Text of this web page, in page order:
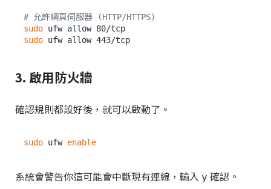
# 允許網頁伺服器 (HTTP/HTTPS)
sudo
sudo
3. 啟用防火牆
確認規則都設好後，就可以啟動了。
sudo ufw enable
系統會警告你這可能會中斷現有連線，輸入 y 確認。